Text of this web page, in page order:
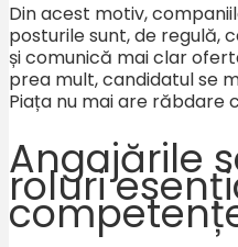
Din acest motiv,
posturile sunt, de regulă,
și comunică mai clar
prea mult, candidatul se
Piața nu mai are răbdare
Angajările
roluri